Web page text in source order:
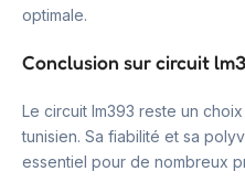
optimale.
Conclusion sur circuit
Le circuit lm393 reste un
tunisien. Sa fiabilité et sa
essentiel pour de nombreux